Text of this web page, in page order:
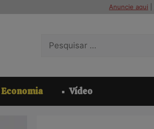
Anuncie aqui
por:
Economia Vídeo